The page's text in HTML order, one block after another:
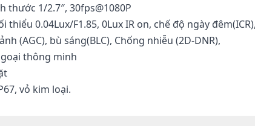
thước 1/2.7″, 30fps@1080P
0.04Lux/F1.85, 0Lux IR on, chế độ ngày
(AGC), bù sáng(BLC), Chống nhiễu (2D-DNR),
thông minh
vỏ kim loại.